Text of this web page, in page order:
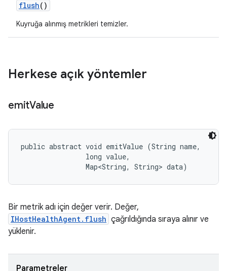
flush()
Kuyruğa alınmış metrikleri temizler.
Herkese açık yöntemler
emitValue
public abstract void emitValue (String name,
                long value,
                Map<String, String> data)
Bir metrik adı için değer verir. Değer,
IHostHealthAgent.flush çağrıldığında sıraya alınır ve
yüklenir.
Parametreler